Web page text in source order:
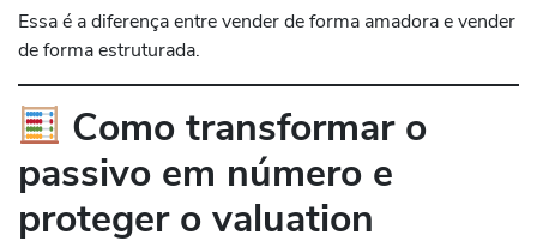
Essa é a diferença entre vender de forma amadora e vender
de forma estruturada.
Como transformar o
passivo em número e
proteger o valuation